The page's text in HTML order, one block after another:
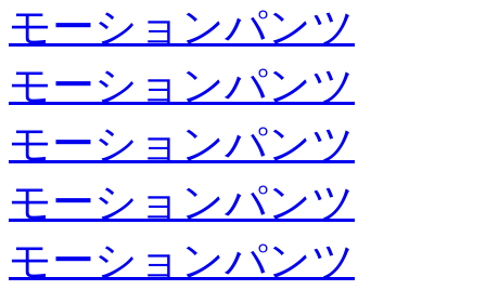
モーションパンツ
モーションパンツ
モーションパンツ
モーションパンツ
モーションパンツ